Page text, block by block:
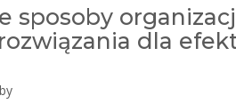
sposoby
dla